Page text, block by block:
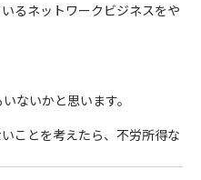
るネットワークビジネスをや
ないかと思います。
ことを考えたら、不労所得な